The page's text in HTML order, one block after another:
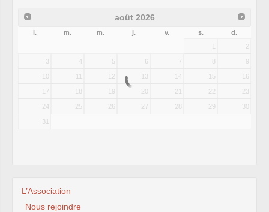
août 2026
l. m. m. j. v. s.
d.
1
2
3 4 5 6 7 8 9
10 11 12 13 14 15 16
17 18 19 20 21 22 23
24 25 26 27 28 29 30
31
L’Association
Nous rejoindre